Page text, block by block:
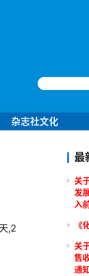
杂志社文化
最
关
发
入
《
关
售
通